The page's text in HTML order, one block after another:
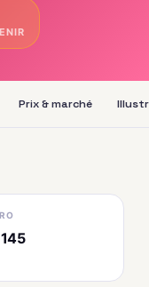
Prix & marché